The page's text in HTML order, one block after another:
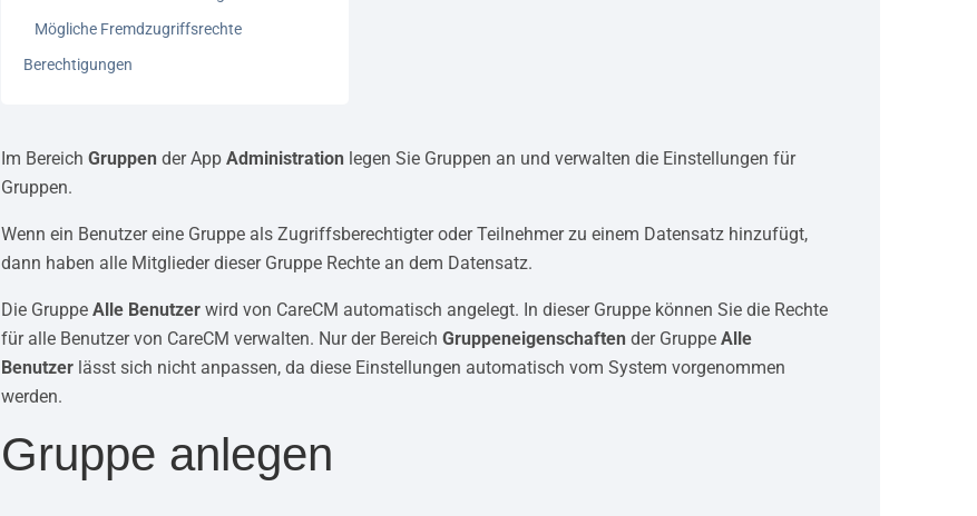
Mögliche Fremdzugriffsrechte
Berechtigungen
Im Bereich Gruppen der App Administration legen Sie Gruppen an und verwalten die Einstellungen für
Gruppen.
Wenn ein Benutzer eine Gruppe als Zugriffsberechtigter oder Teilnehmer zu einem Datensatz hinzufügt,
dann haben alle Mitglieder dieser Gruppe Rechte an dem Datensatz.
Die Gruppe Alle Benutzer wird von CareCM automatisch angelegt. In dieser Gruppe können Sie die Rechte
für alle Benutzer von CareCM verwalten. Nur der Bereich Gruppeneigenschaften der Gruppe Alle
Benutzer lässt sich nicht anpassen, da diese Einstellungen automatisch vom System vorgenommen
werden.
Gruppe anlegen